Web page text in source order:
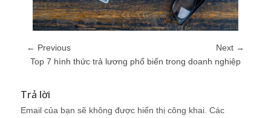
← Previous
Next →
Top 7 hình thức trả lương phổ biến trong doanh nghiệp
Trả lời
Email của bạn sẽ không được hiển thị công khai. Các